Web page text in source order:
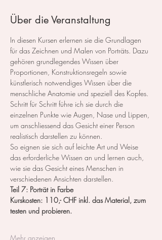
Über die Veranstaltung
In diesen Kursen erlernen sie die Grundlagen
für das Zeichnen und Malen von Porträts. Dazu
gehören grundlegendes Wissen über
Proportionen, Konstruktionsregeln sowie
künstlerisch notwendiges Wissen über die
menschliche Anatomie und speziell des Kopfes.
Schritt für Schritt führe ich sie durch die
einzelnen Punkte wie Augen, Nase und Lippen,
um anschliessend das Gesicht einer Person
realistisch darstellen zu können.
So eignen sie sich auf leichte Art und Weise
das erforderliche Wissen an und lernen auch,
wie sie das Gesicht eines Menschen in
verschiedenen Ansichten darstellen.
Teil 7: Porträt in Farbe
Kurskosten: 110,- CHF inkl. das Material, zum
testen und probieren.
Mehr anzeigen